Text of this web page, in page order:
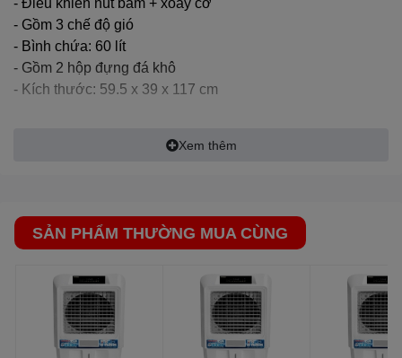
lớn, máy còn có thiết kế đẹp mắt, màu sắc trang nhã sẽ
phù hợp với mọi không gian.
Quạt mát EPML 8900
Các tính năng của máy làm mát không khí Empire 8900
Công suất200W
mạnh mẽ thích hợp cho diện tích phòng
khách, quán cafe, nhà hàng, khách sạn có diện tích rộng.
- Gồm 3 chế độ gió
- Bình chứa: 60 lít
- Gồm 2 hộp đựng đá khô
- Kích thước: 59.5 x 39 x 117 cm
Xem thêm
SẢN PHẨM THƯỜNG MUA CÙNG